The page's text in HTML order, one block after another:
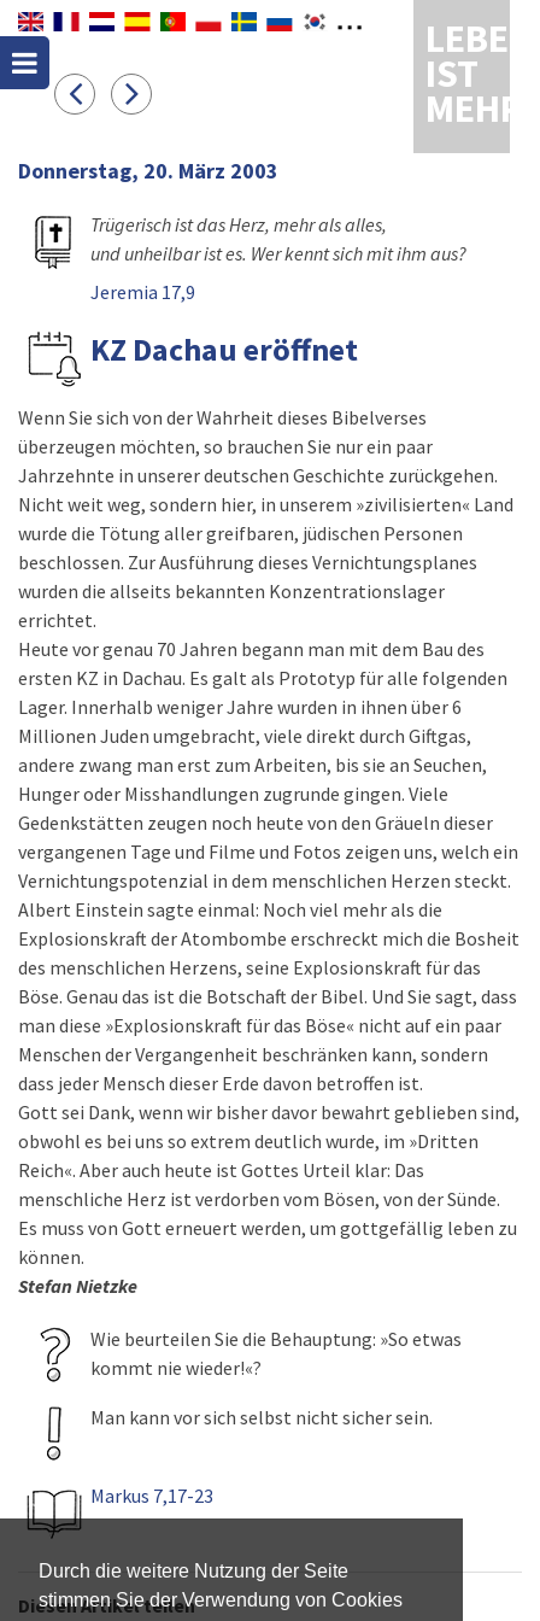
Durch die weitere Nutzung der Seite
stimmen Sie der Verwendung von Cookies
LEBEN
IST
MEHR
Donnerstag, 20. März 2003
Trügerisch ist das Herz, mehr als alles,
und unheilbar ist es. Wer kennt sich mit ihm aus?
Jeremia 17,9
KZ Dachau eröffnet
Wenn Sie sich von der Wahrheit dieses Bibelverses
überzeugen möchten, so brauchen Sie nur ein paar
Jahrzehnte in unserer deutschen Geschichte zurückgehen.
Nicht weit weg, sondern hier, in unserem »zivilisierten« Land
wurde die Tötung aller greifbaren, jüdischen Personen
beschlossen. Zur Ausführung dieses Vernichtungsplanes
wurden die allseits bekannten Konzentrationslager
errichtet.
Heute vor genau 70 Jahren begann man mit dem Bau des
ersten KZ in Dachau. Es galt als Prototyp für alle folgenden
Lager. Innerhalb weniger Jahre wurden in ihnen über 6
Millionen Juden umgebracht, viele direkt durch Giftgas,
andere zwang man erst zum Arbeiten, bis sie an Seuchen,
Hunger oder Misshandlungen zugrunde gingen. Viele
Gedenkstätten zeugen noch heute von den Gräueln dieser
vergangenen Tage und Filme und Fotos zeigen uns, welch ein
Vernichtungspotenzial in dem menschlichen Herzen steckt.
Albert Einstein sagte einmal: Noch viel mehr als die
Explosionskraft der Atombombe erschreckt mich die Bosheit
des menschlichen Herzens, seine Explosionskraft für das
Böse. Genau das ist die Botschaft der Bibel. Und Sie sagt, dass
man diese »Explosionskraft für das Böse« nicht auf ein paar
Menschen der Vergangenheit beschränken kann, sondern
dass jeder Mensch dieser Erde davon betroffen ist.
Gott sei Dank, wenn wir bisher davor bewahrt geblieben sind,
obwohl es bei uns so extrem deutlich wurde, im »Dritten
Reich«. Aber auch heute ist Gottes Urteil klar: Das
menschliche Herz ist verdorben vom Bösen, von der Sünde.
Es muss von Gott erneuert werden, um gottgefällig leben zu
können.
Stefan Nietzke
Wie beurteilen Sie die Behauptung: »So etwas
kommt nie wieder!«?
Man kann vor sich selbst nicht sicher sein.
Markus 7,17-23
Diesen Artikel teilen